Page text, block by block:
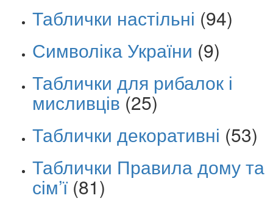
Таблички настільні (94)
Символіка України (9)
Таблички для рибалок і
мисливців (25)
Таблички декоративні (53)
Таблички Правила дому та
сім’ї (81)